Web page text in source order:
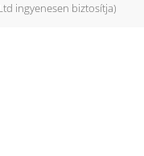
ingyenesen biztosítja)